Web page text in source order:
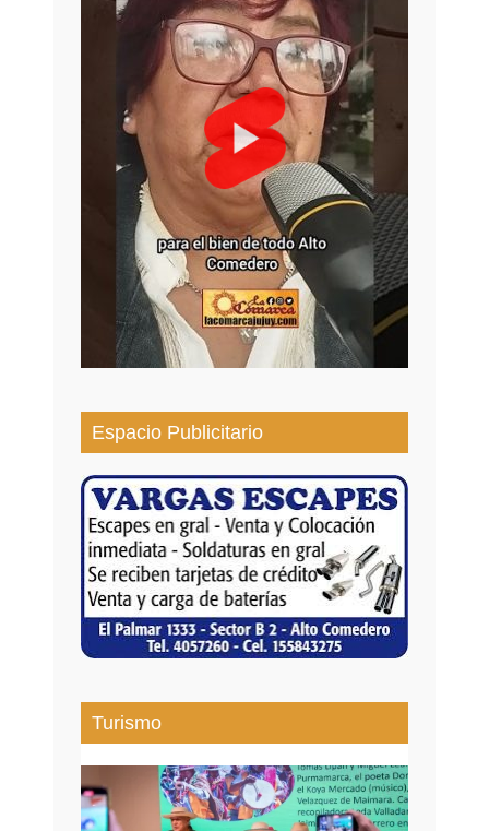
Espacio Publicitario
Turismo